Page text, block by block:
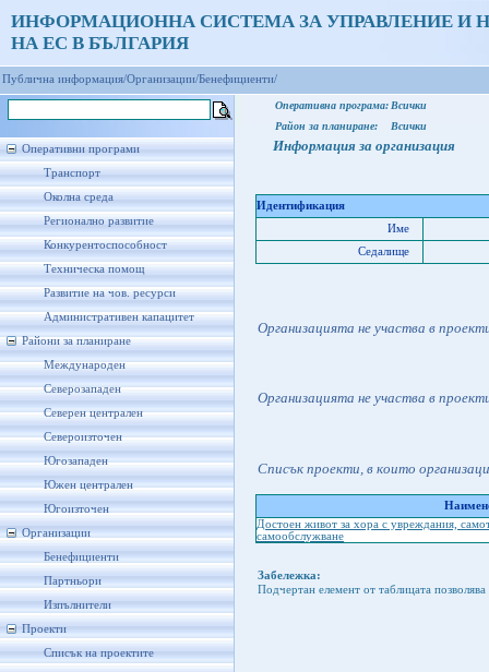
ИНФОРМАЦИОННА СИСТЕМА ЗА УПРАВЛЕНИЕ И
НА ЕС В БЪЛГАРИЯ
Публична информация/Организации/Бенефициенти/
Оперативни програми
Транспорт
Околна среда
Регионално развитие
Конкурентоспособност
Техническа помощ
Развитие на чов. ресурси
Административен капацитет
Райони за планиране
Международен
Северозападен
Северен централен
Североизточен
Югозападен
Южен централен
Югоизточен
Организации
Бенефициенти
Партньори
Изпълнители
Проекти
Списък на проектите
Оперативна програма: Всички
Район за планиране:
Всички
Информация за организация
Идентификация
Име
Седалище
Организацията не участва в
Организацията не участва в
Списък проекти, в които
Достоен живот за хора с увреждания,
самообслужване
Забележка:
Подчертан елемент от таблицата